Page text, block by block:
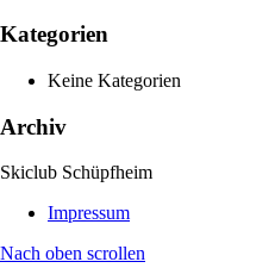
Kategorien
Keine Kategorien
Archiv
Skiclub Schüpfheim
Impressum
Nach oben scrollen